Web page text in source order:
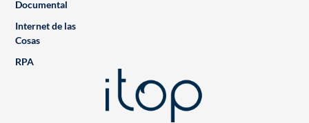
Documental
Internet de las
Cosas
RPA